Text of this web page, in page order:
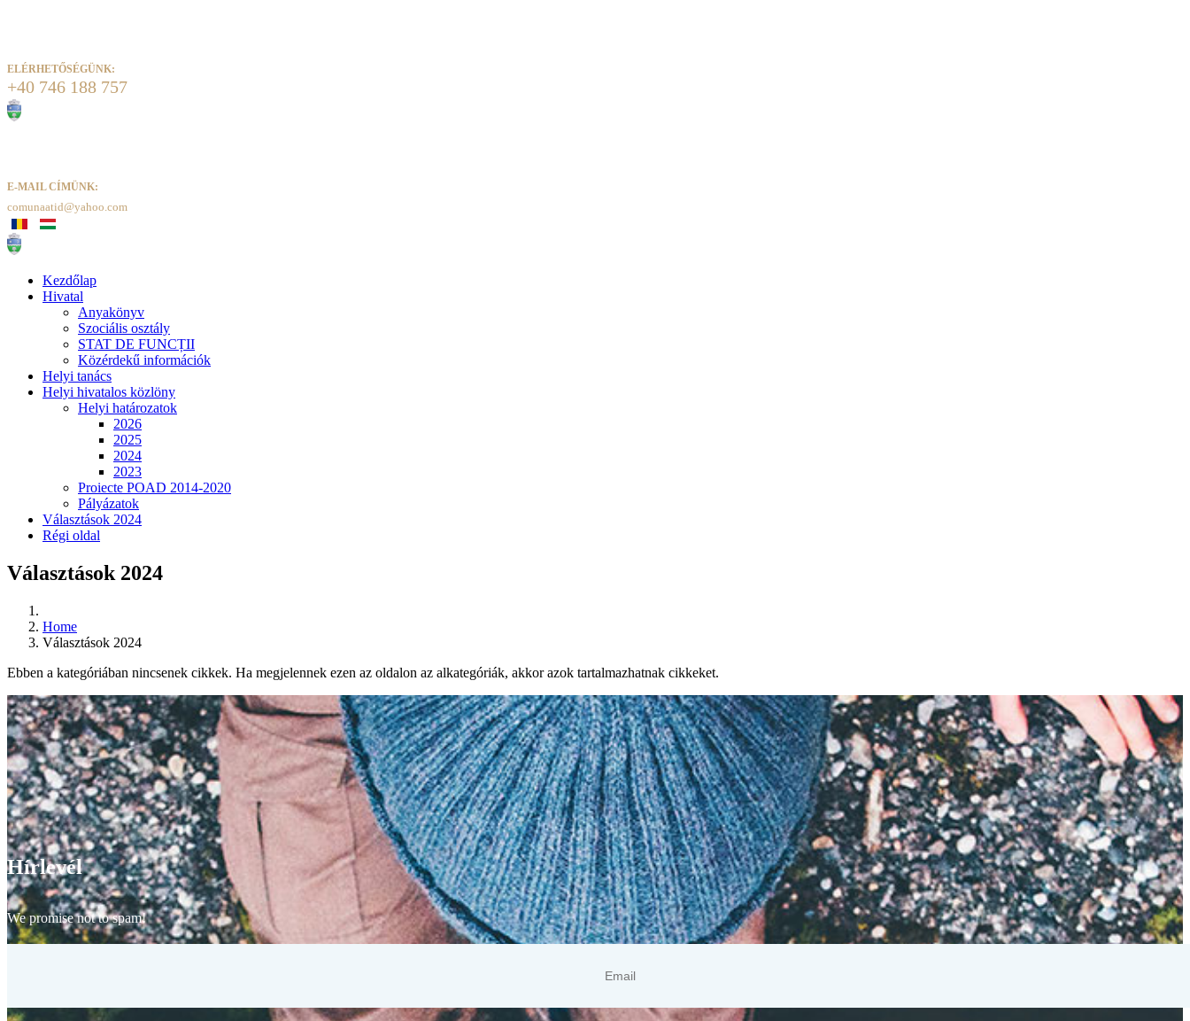
ELÉRHETŐSÉGÜNK:
+40 746 188 757
E-MAIL CÍMÜNK:
comunaatid@yahoo.com
Kezdőlap
Hivatal
Anyakönyv
Szociális osztály
STAT DE FUNCȚII
Közérdekű információk
Helyi tanács
Helyi hivatalos közlöny
Helyi határozatok
2026
2025
2024
2023
Proiecte POAD 2014-2020
Pályázatok
Választások 2024
Régi oldal
Választások 2024
Home
Választások 2024
Ebben a kategóriában nincsenek cikkek. Ha megjelennek ezen az oldalon az alkategóriák, akkor azok tartalmazhatnak cikkeket.
Hírlevél
We promise not to spam!